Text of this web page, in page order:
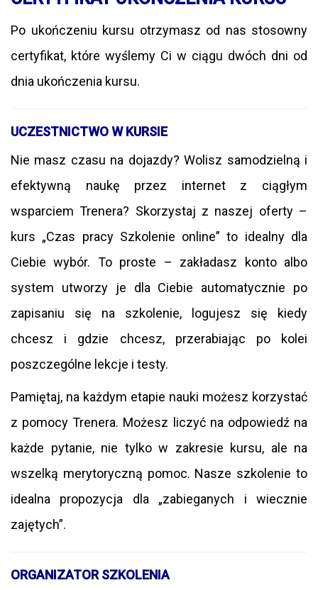
Po ukończeniu kursu otrzymasz od nas stosowny
certyfikat, które wyślemy Ci w ciągu dwóch dni od
dnia ukończenia kursu.
UCZESTNICTWO W KURSIE
Nie masz czasu na dojazdy? Wolisz samodzielną i
efektywną naukę przez internet z ciągłym
wsparciem Trenera? Skorzystaj z naszej oferty –
kurs „Czas pracy Szkolenie online” to idealny dla
Ciebie wybór. To proste – zakładasz konto albo
system utworzy je dla Ciebie automatycznie po
zapisaniu się na szkolenie, logujesz się kiedy
chcesz i gdzie chcesz, przerabiając po kolei
poszczególne lekcje i testy.
Pamiętaj, na każdym etapie nauki możesz korzystać
z pomocy Trenera. Możesz liczyć na odpowiedź na
każde pytanie, nie tylko w zakresie kursu, ale na
wszelką merytoryczną pomoc. Nasze szkolenie to
idealna propozycja dla „zabieganych i wiecznie
zajętych”.
ORGANIZATOR SZKOLENIA